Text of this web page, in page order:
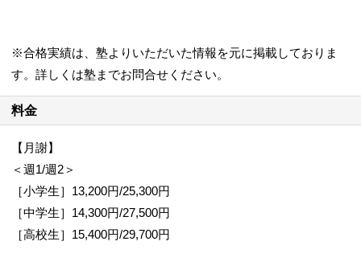
※合格実績は、塾よりいただいた情報を元に掲載しておりま
す。詳しくは塾までお問合せください。
料金
【月謝】
＜週1/週2＞
［小学生］13,200円/25,300円
［中学生］14,300円/27,500円
［高校生］15,400円/29,700円